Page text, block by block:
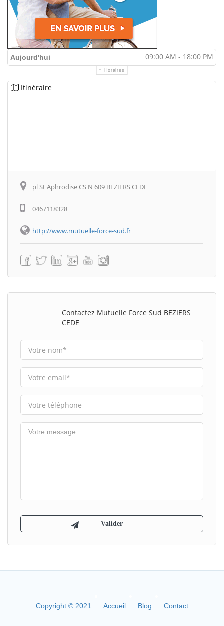
Aujourd'hui 09:00 AM - 18:00 PM
Horaires
Itinéraire
pl St Aphrodise CS N 609 BEZIERS CEDE
0467118328
http://www.mutuelle-force-sud.fr
Contactez Mutuelle Force Sud BEZIERS
CEDE
Copyright © 2021 Accueil Blog Contact